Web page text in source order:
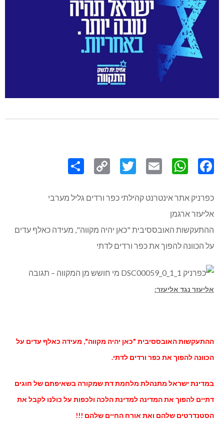
Link
אתר אינטרנט קהילתי כפר ורדים גליל מערבי
ארגמן
האובססיבית "כאן יהיה מקווה", מעידה כאלף עדים
להפוך את כפר ורדים לדתי
נגד אליעזר:
האובססיבית "כאן יהיה מקווה", מעידה כאלף עדים על
להפוך את כפר ורדים לדתי.
ישראל מתנהלת מלחמת דת שמקורה בשאיפתם של חוגים
להפוך את המדינה למדינת הלכה ולכפות על כולנו לקבל את
שלהם ואת אורח החיים שלהם !!!